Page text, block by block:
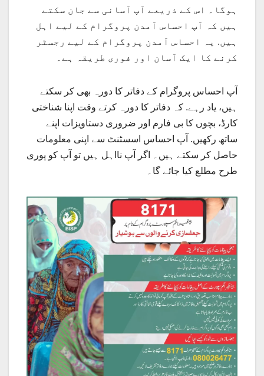
ہوگا۔ اس کے ذریعے آپ آسانی سے جان سکتے
ہیں کہ آپ احساس آمدن پروگرام کے لیے اہل
ہیں. یہ احساس آمدن پروگرام کے لیے رجسٹر
کرنے کا ایک آسان اور فوری طریقہ ہے۔
آپ احساس پروگرام کے دفاتر کا دورہ بھی کر سکتے
ہیں، یاد رہے. کہ دفاتر کا دورہ کرتے وقت اپنا شناختی
کارڈ، بچوں کا بی فارم اور ضروری دستاویزات اپنے
ساتھ رکھیں. آپ احساس اسسٹنٹ سے اپنی معلومات
حاصل کر سکتے ہیں۔ اگر آپ نااہل ہیں تو آپ کو پوری
طرح مطلع کیا جائے گا۔